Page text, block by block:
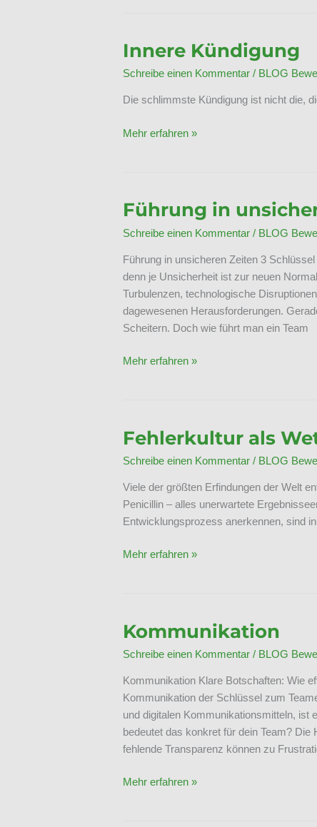
Innere Kündigung
Schreibe einen Kommentar / BLOG
Die schlimmste Kündigung ist nicht die,
Innere
Mehr erfahren »
Führung in
Schreibe einen Kommentar / BLOG
Führung in unsicheren Zeiten 3
denn je Unsicherheit ist zur neuen
Turbulenzen, technologische
dagewesenen Herausforderungen.
Scheitern. Doch wie führt man ein Team
Führung
Mehr erfahren »
Fehlerkultur als
Schreibe einen Kommentar / BLOG
Viele der größten Erfindungen der Welt
Penicillin – alles unerwartete
Entwicklungsprozess anerkennen, sind
Fehlerkultur
Mehr erfahren »
Kommunikation
Schreibe einen Kommentar / BLOG
Kommunikation Klare Botschaften: Wie
Kommunikation der Schlüssel zum
und digitalen Kommunikationsmitteln, ist
bedeutet das konkret für dein Team?
fehlende Transparenz können zu
Kommunikation
Mehr erfahren »